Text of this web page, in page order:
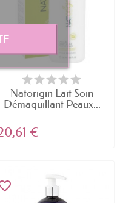
Natorigin Lait Soin
Démaquillant Peaux...
€